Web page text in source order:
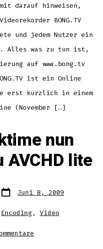
einen
Monat
darauf hinweisen,
BONG.TV
und jedem Nutzer ein
Alles was zu tun ist,
auf www.bong.tv
ist ein Online
erst kürzlich in einem
(November […]
nun
lite
Datum
des
Juni 8, 2009
Encoding , Video
Apple